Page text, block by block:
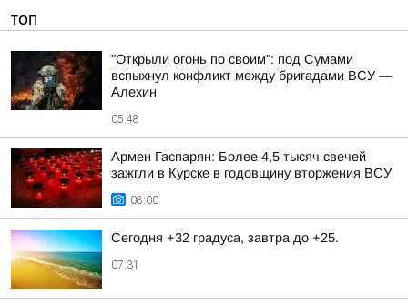
ТОП
"Открыли огонь по своим": под Сумами
вспыхнул конфликт между бригадами ВСУ —
Алехин
05:48
Армен Гаспарян: Более 4,5 тысяч свечей
зажгли в Курске в годовщину вторжения ВСУ
08:00
Сегодня +32 градуса, завтра до +25.
07:31